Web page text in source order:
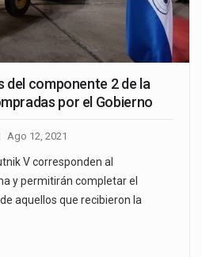
del componente 2 de la
por el Gobierno
Ago 12, 2021
V corresponden al
y permitirán completar el
aquellos que recibieron la